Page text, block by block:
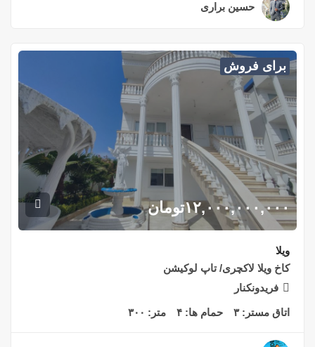
حسین براری
برای فروش
۱۲,۰۰۰,۰۰۰,۰۰۰تومان
ویلا
کاخ ویلا لاکچری/ تاپ لوکیشن
فریدونکنار
اتاق مستر:۳ حمام ها: ۴ متر: ۳۰۰